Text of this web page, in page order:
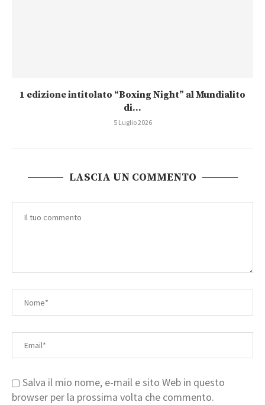
1 edizione intitolato “Boxing Night” al Mundialito
di...
5 Luglio 2026
LASCIA UN COMMENTO
Salva il mio nome, e-mail e sito Web in questo
browser per la prossima volta che commento.